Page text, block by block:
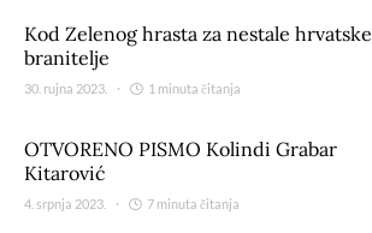
Kod Zelenog hrasta za nestale hrvatske
branitelje
30. rujna 2023. 1 minuta čitanja
OTVORENO PISMO Kolindi Grabar
Kitarović
4. srpnja 2023. 7 minuta čitanja